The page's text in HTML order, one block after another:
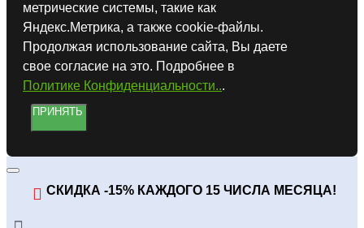
метрические системы, такие как
Яндекс.Метрика, а также cookie-файлы.
Продолжая использование сайта, Вы даете
свое согласие на это. Подробнее в
Политике Конфиденциальности...
ПРИНЯТЬ
СКИДКА -15% КАЖДОГО 15 ЧИСЛА МЕСЯЦА!